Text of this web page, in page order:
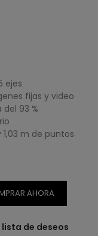
ejes
fijas y video
93 %
m de puntos
AHORA
de deseos